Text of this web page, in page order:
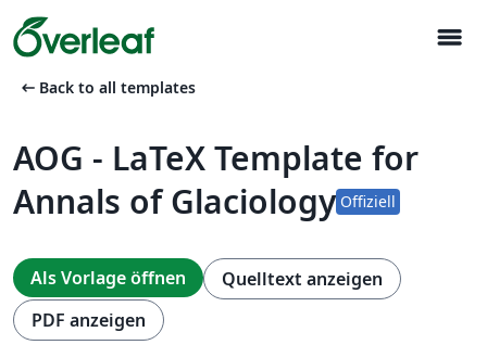
menu
arrow_left_alt Back to all templates
AOG - LaTeX Template for
Annals of Glaciology Offiziell
Als Vorlage öffnen
Quelltext anzeigen
PDF anzeigen